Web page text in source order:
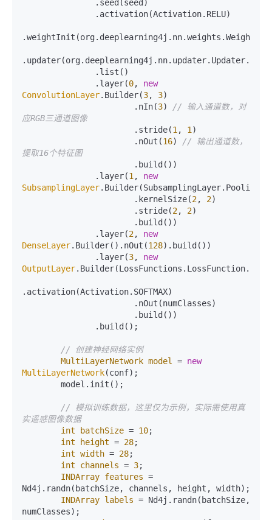
               .layer(
0, new
ConvolutionLayer.Builder(3, 3)
                       .nIn(
3) // 输入通道数，对
应RGB三通道图像
                       .stride(
1, 1)
                       .nOut(
16) // 输出通道数，
提取16个特征图
               .layer(
1, new
SubsamplingLayer
                       .kernelSize(
2, 2)
                       .stride(
2, 2)
               .layer(
2, new
DenseLayer.Builder().nOut(128).build())
               .layer(
3, new
OutputLayer
.activation(Activation.SOFTMAX)
// 创建神经网络实例
MultiLayerNetwork model = new
MultiLayerNetwork(conf);
// 模拟训练数据，这里仅为示例，实际需使用真
实遥感图像数据
int
batchSize = 10;
int
height = 28;
int width = 28;
int
channels = 3;
INDArray features =
Nd4j.randn(batchSize, channels, height, width);
INDArray labels = Nd4j.randn(batchSize,
numClasses);